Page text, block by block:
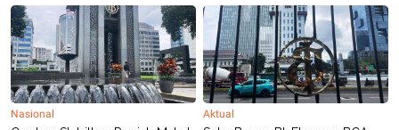
Nasional Aktual